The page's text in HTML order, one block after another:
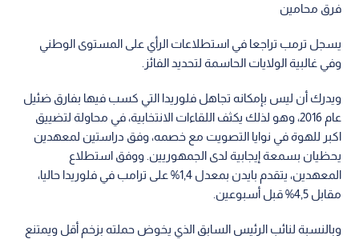
فرق محامين
يسجل ترمب تراجعا في استطلاعات الرأي على المستوى الوطني
وفي غالبية الولايات الحاسمة لتحديد الفائز.
ويدرك أن ليس بإمكانه تجاهل فلوريدا التي كسب فيها بفارق ضئيل
عام 2016، وهو لذلك يكثف اللقاءات الانتخابية، في محاولة لتضييق
اكبر للهوة في نوايا التصويت مع خصمه، وفق دراستين لمعهدين
يحظيان بسمعة إيجابية لدى الجمهوريين. ووفق استطلاع
المعهدين، يتقدم بايدن بمعدل 1,4% على ترامب في فلوريدا حاليا،
مقابل 4,5% قبل أسبوعين.
وبالنسبة لنائب الرئيس السابق الذي يخوض حملته بزخم أقل ويمتنع